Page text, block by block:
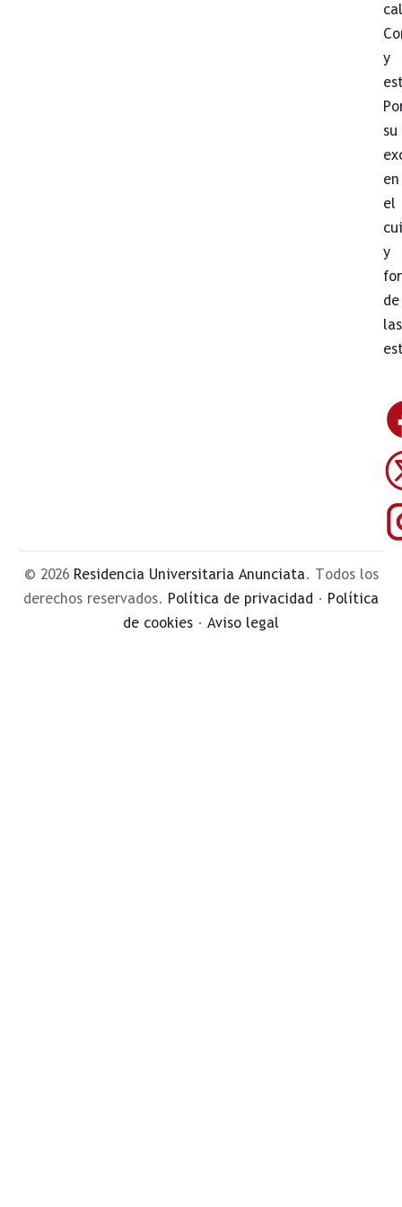
y
su
en
el
y
de
las
© 2026 Residencia Universitaria Anunciata. Todos los
derechos reservados. Política de privacidad · Política
de cookies · Aviso legal